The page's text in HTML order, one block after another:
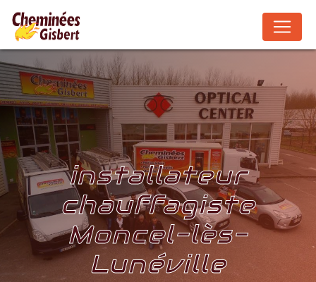
installateur
chauffagiste
Moncel-lès-
Lunéville